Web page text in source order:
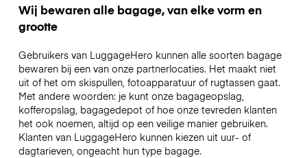
Wij bewaren alle bagage, van elke vorm en
grootte
Gebruikers van LuggageHero kunnen alle soorten bagage
bewaren bij een van onze partnerlocaties. Het maakt niet
uit of het om skispullen, fotoapparatuur of rugtassen gaat.
Met andere woorden: je kunt onze bagageopslag,
kofferopslag, bagagedepot of hoe onze tevreden klanten
het ook noemen, altijd op een veilige manier gebruiken.
Klanten van LuggageHero kunnen kiezen uit uur- of
dagtarieven, ongeacht hun type bagage.